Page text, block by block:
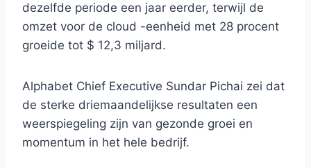
dezelfde periode een jaar eerder, terwijl de
omzet voor de cloud -eenheid met 28 procent
groeide tot $ 12,3 miljard.
Alphabet Chief Executive Sundar Pichai zei dat
de sterke driemaandelijkse resultaten een
weerspiegeling zijn van gezonde groei en
momentum in het hele bedrijf.